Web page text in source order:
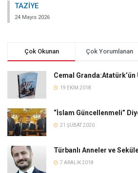
TAZİYE
24 Mayıs 2026
Çok Okunan Çok Yorumlanan
Cemal Granda:Atatürk’ün
19 EKIM 2018
“İslam Güncellenmeli”
21 ŞUBAT 2020
Türbanlı Anneler ve
7 ARALIK 2018